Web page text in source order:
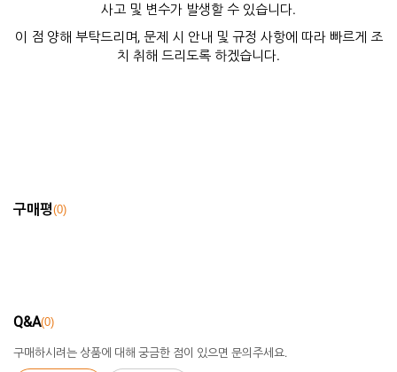
사고 및 변수가 발생할 수 있습니다.
이 점 양해 부탁드리며, 문제 시 안내 및 규정 사항에 따라 빠르게 조
치 취해 드리도록 하겠습니다.
구매평 0
Q&A 0
구매하시려는 상품에 대해 궁금한 점이 있으면 문의주세요.